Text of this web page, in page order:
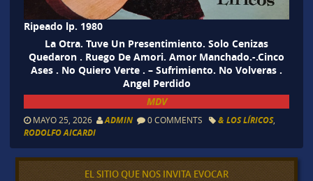
Ripeado lp. 1980
La Otra. Tuve Un Presentimiento. Solo Cenizas
Quedaron . Ruego De Amori. Amor Manchado.-.Cinco
Ases . No Quiero Verte . – Sufrimiento. No Volveras .
Angel Perdido
MDV
MAYO 25, 2026 ADMIN 0 COMMENTS & LOS LÍRICOS,
RODOLFO AICARDI
EL SITIO QUE NOS INVITA EVOCAR